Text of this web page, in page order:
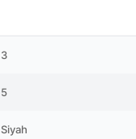
3
5
Siyah